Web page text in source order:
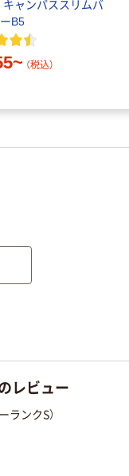
キャンパススリムバ
B5
（税込）
レビュー
ランクS）